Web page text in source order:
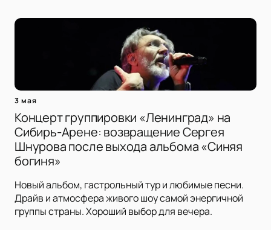
3 мая
Концерт группировки «Ленинград» на
Сибирь-Арене: возвращение Сергея
Шнурова после выхода альбома «Синяя
богиня»
Новый альбом, гастрольный тур и любимые песни.
Драйв и атмосфера живого шоу самой энергичной
группы страны. Хороший выбор для вечера.